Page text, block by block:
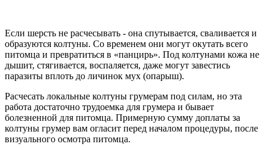
Если шерсть не расчесывать - она спутывается, сваливается и
образуются колтуны. Со временем они могут окутать всего
питомца и превратиться в «панцирь». Под колтунами кожа не
дышит, стягивается, воспаляется, даже могут завестись
паразиты вплоть до личинок мух (опарыш).
Расчесать локальные колтуны грумерам под силам, но эта
работа достаточно трудоемка для грумера и бывает
болезненной для питомца. Примерную сумму доплаты за
колтуны грумер вам огласит перед началом процедуры, после
визуального осмотра питомца.